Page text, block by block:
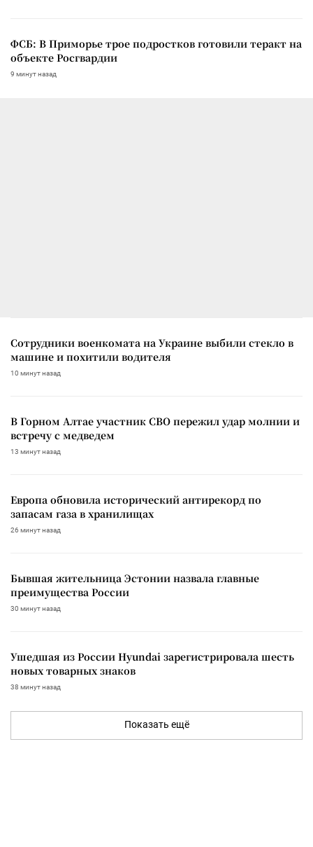
ФСБ: В Приморье трое подростков готовили теракт на
объекте Росгвардии
9 минут назад
Сотрудники военкомата на Украине выбили стекло в
машине и похитили водителя
10 минут назад
В Горном Алтае участник СВО пережил удар молнии и
встречу с медведем
13 минут назад
Европа обновила исторический антирекорд по
запасам газа в хранилищах
26 минут назад
Бывшая жительница Эстонии назвала главные
преимущества России
30 минут назад
Ушедшая из России Hyundai зарегистрировала шесть
новых товарных знаков
38 минут назад
Показать ещё